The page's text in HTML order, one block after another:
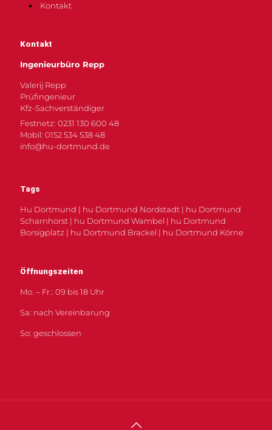
Kontakt
Kontakt
Ingenieurbüro Repp
Valerij Repp
Prüfingenieur
Kfz-Sachverständiger
Festnetz: 0231 130 600 48
Mobil: 0152 534 538 48
info@hu-dortmund.de
Tags
Hu Dortmund | hu Dortmund Nordstadt | hu Dortmund
Scharnhorst | hu Dortmund Wambel | hu Dortmund
Borsigplatz | hu Dortmund Brackel | hu Dortmund Körne
Öffnungszeiten
Mo. – Fr.: 09 bis 18 Uhr
Sa: nach Vereinbarung
So: geschlossen